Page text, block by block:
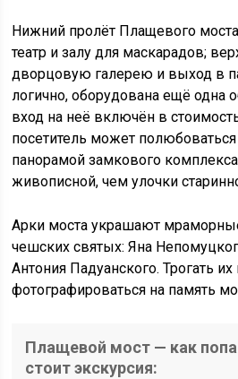
Нижний пролёт Плащевого
театр и залу для маскарадов;
дворцовую галерею и выход в
логично, оборудована ещё одна
вход на неё включён в
посетитель может
панорамой замкового
живописной, чем улочки
Арки моста украшают
чешских святых: Яна
Антония Падуанского. Трогать их
фотографироваться на память
Плащевой мост — как
стоит экскурсия: